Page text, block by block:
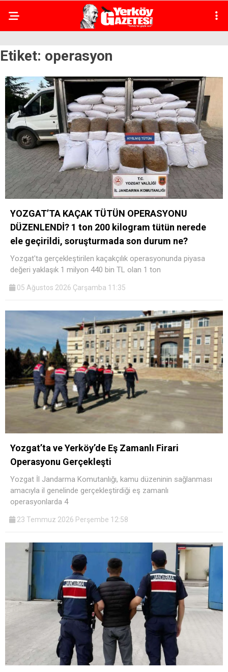
Etiket: operasyon
YOZGAT’TA KAÇAK TÜTÜN OPERASYONU
DÜZENLENDİ? 1 ton 200 kilogram tütün nerede
ele geçirildi, soruşturmada son durum ne?
Yozgat'ta gerçekleştirilen kaçakçılık operasyonunda piyasa
değeri yaklaşık 1 milyon 440 bin TL olan 1 ton
05 Ağustos 2026 Çarşamba 11:35
Yozgat’ta ve Yerköy’de Eş Zamanlı Firari
Operasyonu Gerçekleşti
Yozgat İl Jandarma Komutanlığı, kamu düzeninin sağlanması
amacıyla il genelinde gerçekleştirdiği eş zamanlı
operasyonlarda 4
23 Temmuz 2026 Perşembe 12:58